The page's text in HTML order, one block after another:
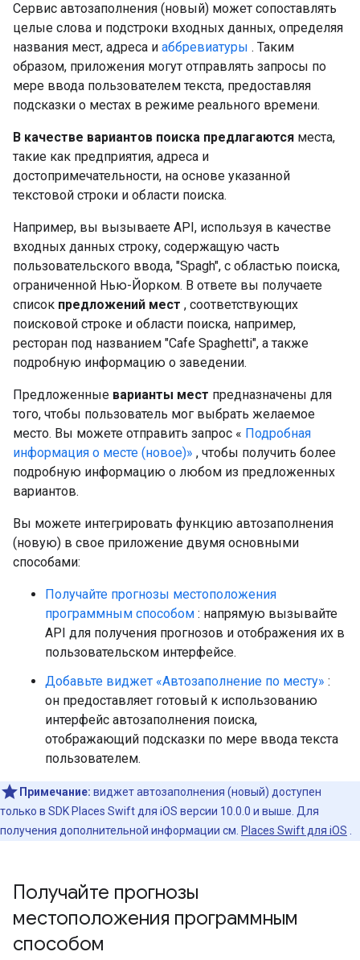
Сервис автозаполнения (новый) может сопоставлять
целые слова и подстроки входных данных, определяя
названия мест, адреса и аббревиатуры . Таким
образом, приложения могут отправлять запросы по
мере ввода пользователем текста, предоставляя
подсказки о местах в режиме реального времени.
В качестве вариантов поиска предлагаются места,
такие как предприятия, адреса и
достопримечательности, на основе указанной
текстовой строки и области поиска.
Например, вы вызываете API, используя в качестве
входных данных строку, содержащую часть
пользовательского ввода, "Spagh", с областью поиска,
ограниченной Нью-Йорком. В ответе вы получаете
список предложений мест , соответствующих
поисковой строке и области поиска, например,
ресторан под названием "Cafe Spaghetti", а также
подробную информацию о заведении.
Предложенные варианты мест предназначены для
того, чтобы пользователь мог выбрать желаемое
место. Вы можете отправить запрос « Подробная
информация о месте (новое)» , чтобы получить более
подробную информацию о любом из предложенных
вариантов.
Вы можете интегрировать функцию автозаполнения
(новую) в свое приложение двумя основными
способами:
Получайте прогнозы местоположения
программным способом : напрямую вызывайте
API для получения прогнозов и отображения их в
пользовательском интерфейсе.
Добавьте виджет «Автозаполнение по месту» :
он предоставляет готовый к использованию
интерфейс автозаполнения поиска,
отображающий подсказки по мере ввода текста
пользователем.
Примечание: виджет автозаполнения (новый) доступен
только в SDK Places Swift для iOS версии 10.0.0 и выше. Для
получения дополнительной информации см. Places Swift для iOS
Получайте прогнозы
местоположения программным
способом